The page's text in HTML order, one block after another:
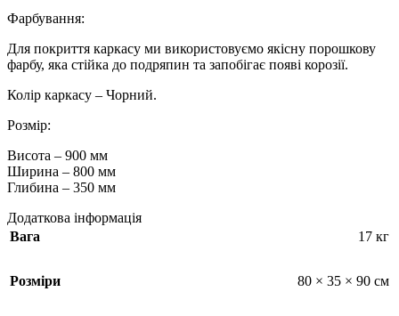
Фарбування:
Для покриття каркасу ми використовуємо якісну порошкову
фарбу, яка стійка до подряпин та запобігає появі корозії.
Колір каркасу – Чорний.
Розмір:
Висота – 900 мм
Ширина – 800 мм
Глибина – 350 мм
Додаткова інформація
Вага
17 кг
Розміри 80 × 35 × 90 см